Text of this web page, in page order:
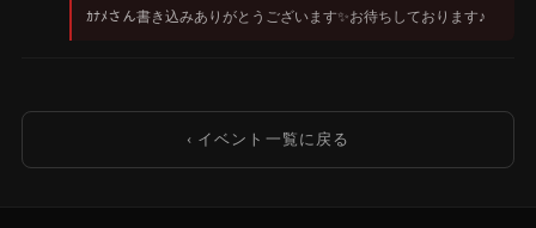
ｶﾅﾒさん書き込みありがとうございます✨️お待ちしております♪
‹ イベント一覧に戻る